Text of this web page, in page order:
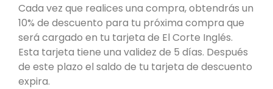
Cada vez que realices una compra, obtendrás un
10% de descuento para tu próxima compra que
será cargado en tu tarjeta de El Corte Inglés.
Esta tarjeta tiene una validez de 5 días. Después
de este plazo el saldo de tu tarjeta de descuento
expira.